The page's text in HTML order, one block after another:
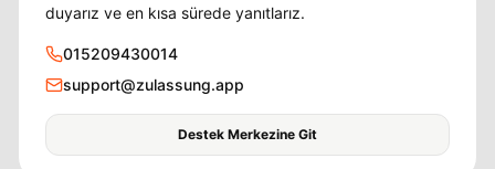
duyarız ve en kısa sürede yanıtlarız.
015209430014
support@zulassung.app
Destek Merkezine Git